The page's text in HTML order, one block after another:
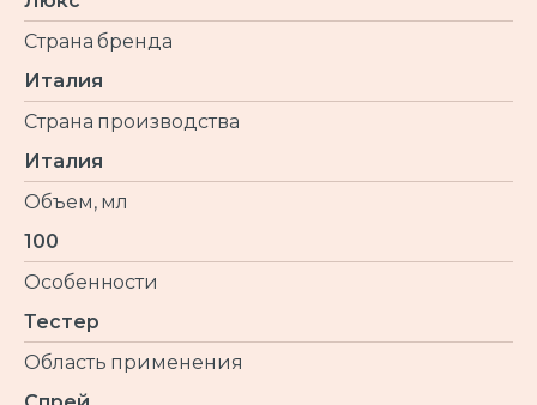
Страна бренда
Италия
Страна производства
Италия
Объем, мл
100
Особенности
Тестер
Область применения